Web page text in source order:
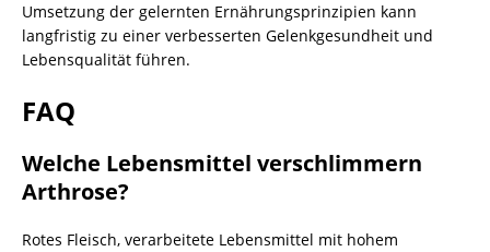
Umsetzung der gelernten Ernährungsprinzipien kann
langfristig zu einer verbesserten Gelenkgesundheit und
Lebensqualität führen.
FAQ
Welche Lebensmittel verschlimmern
Arthrose?
Rotes Fleisch, verarbeitete Lebensmittel mit hohem